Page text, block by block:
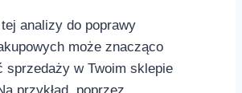
⁢analizy do poprawy‍
może znacząco
sprzedaży w Twoim ⁤sklepie
przykład, poprzez